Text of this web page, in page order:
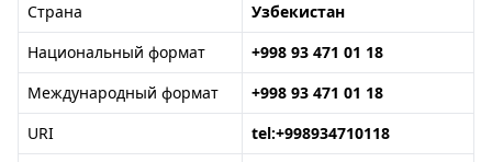
Страна
Узбекистан
Национальный формат
+998 93 471 01 18
Международный формат
+998 93 471 01 18
URI
tel:+998934710118